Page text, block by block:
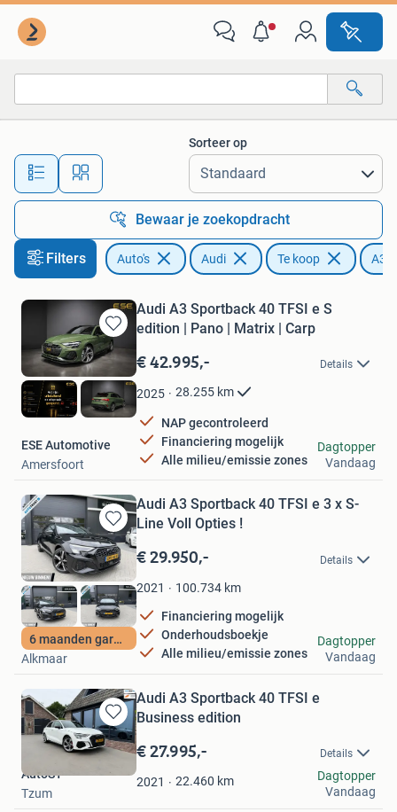
Alle afstanden…
Sorteer op
Bewaar je zoekopdracht
Filters Auto's Audi Te koop A3
Bewaren
in
Mijn
Favorieten
Audi A3 Sportback 40 TFSI e S
edition | Pano | Matrix | Carp
€ 42.995,- Details
2025 28.255 km
NAP gecontroleerd
Financiering mogelijk
Alle milieu/emissie zones
ESE Automotive
Amersfoort
Dagtopper
Vandaag
Bewaren
in
Mijn
Favorieten
6 maanden garantie
Audi A3 Sportback 40 TFSI e 3 x S-
Line Voll Opties !
€ 29.950,- Details
2021 100.734 km
Financiering mogelijk
Onderhoudsboekje
Alle milieu/emissie zones
Auto Advies Sharif
Alkmaar
Dagtopper
Vandaag
Bewaren
in
Mijn
Favorieten
Audi A3 Sportback 40 TFSI e
Business edition
€ 27.995,- Details
2021 22.460 km
AutoST
Tzum
Dagtopper
Vandaag